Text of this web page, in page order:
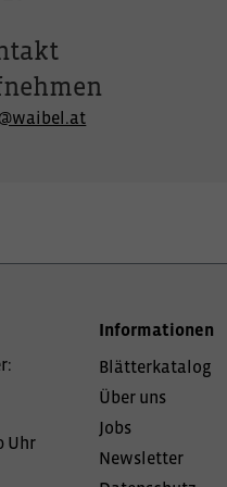
Uhr
Informationen
Blätterkatalog
Über uns
Jobs
Newsletter